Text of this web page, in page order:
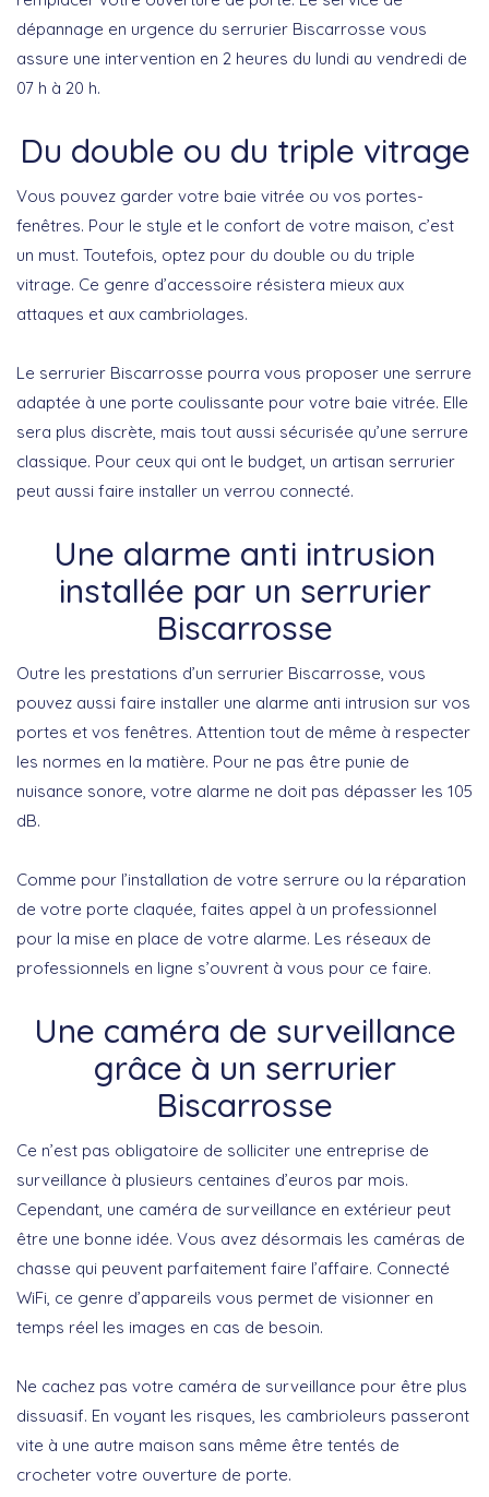
dépannage en urgence du serrurier Biscarrosse vous
assure une intervention en 2 heures du lundi au vendredi de
07 h à 20 h.
Du double ou du triple vitrage
Vous pouvez garder votre baie vitrée ou vos portes-
fenêtres. Pour le style et le confort de votre maison, c’est
un must. Toutefois, optez pour du double ou du triple
vitrage. Ce genre d’accessoire résistera mieux aux
attaques et aux cambriolages.
Le serrurier Biscarrosse pourra vous proposer une serrure
adaptée à une porte coulissante pour votre baie vitrée. Elle
sera plus discrète, mais tout aussi sécurisée qu’une serrure
classique. Pour ceux qui ont le budget, un artisan serrurier
peut aussi faire installer un verrou connecté.
Une alarme anti intrusion
installée par un serrurier
Biscarrosse
Outre les prestations d’un serrurier Biscarrosse, vous
pouvez aussi faire installer une alarme anti intrusion sur vos
portes et vos fenêtres. Attention tout de même à respecter
les normes en la matière. Pour ne pas être punie de
nuisance sonore, votre alarme ne doit pas dépasser les 105
dB.
Comme pour l’installation de votre serrure ou la réparation
de votre porte claquée, faites appel à un professionnel
pour la mise en place de votre alarme. Les réseaux de
professionnels en ligne s’ouvrent à vous pour ce faire.
Une caméra de surveillance
grâce à un serrurier
Biscarrosse
Ce n’est pas obligatoire de solliciter une entreprise de
surveillance à plusieurs centaines d’euros par mois.
Cependant, une caméra de surveillance en extérieur peut
être une bonne idée. Vous avez désormais les caméras de
chasse qui peuvent parfaitement faire l’affaire. Connecté
WiFi, ce genre d’appareils vous permet de visionner en
temps réel les images en cas de besoin.
Ne cachez pas votre caméra de surveillance pour être plus
dissuasif. En voyant les risques, les cambrioleurs passeront
vite à une autre maison sans même être tentés de
crocheter votre ouverture de porte.